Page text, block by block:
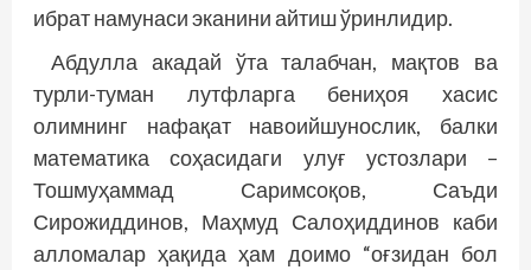
ибрат намунаси эканини айтиш ўринлидир.
Абдулла акадай ўта талабчан, мақтов ва
турли-туман лутф­ларга бениҳоя хасис
олимнинг нафақат навоийшунослик, балки
математика соҳасидаги улуғ устозлари –
Тошмуҳаммад Саримсоқов, Саъди
Сирожиддинов, Маҳмуд Салоҳиддинов каби
алломалар ҳақида ҳам доимо “оғзидан бол